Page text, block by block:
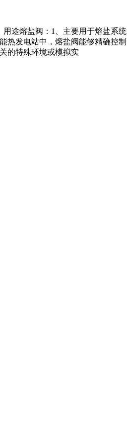
途熔盐阀：1、主要用于熔盐
热发电站中，熔盐阀能够精确
的特殊环境或模拟实